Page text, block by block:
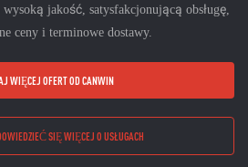
jakość, satysfakcjonującą obsługę,
ceny i terminowe dostawy.
WIĘCEJ OFERT OD CANWIN
SIĘ WIĘCEJ O USŁUGACH